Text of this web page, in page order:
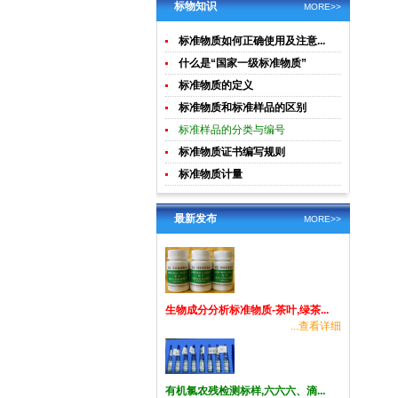
土壤生物成
分分析
酸钾)标准溶
液食品检测
标准物质
MORE>>
标物知识
标准物质如何正确使用及注意...
什么是“国家一级标准物质”
标准物质的定义
标准物质和标准样品的区别
标准样品的分类与编号
标准物质证书编写规则
标准物质计量
MORE>>
最新发布
生物成分分析标准物质-茶叶,绿茶...
...查看详细
有机氯农残检测标样,六六六、滴...